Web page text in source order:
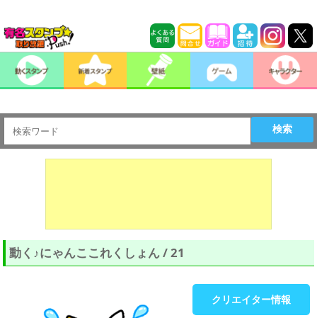
検索
動く♪にゃんここれくしょん / 21
クリエイター情報